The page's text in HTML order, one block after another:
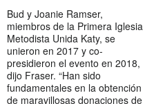
Bud y Joanie Ramser,
miembros de la Primera Iglesia
Metodista Unida Katy, se
unieron en 2017 y co-
presidieron el evento en 2018,
dijo Fraser. “Han sido
fundamentales en la obtención
de maravillosas donaciones de